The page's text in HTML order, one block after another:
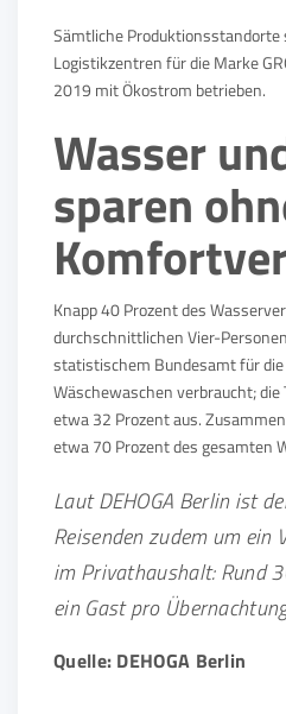
Sämtliche Produktionsstandorte
Logistikzentren für die Marke
2019 mit Ökostrom betrieben.
Wasser
sparen
Knapp 40 Prozent des
durchschnittlichen Vier-
statistischem Bundesamt für
Wäschewaschen verbraucht;
etwa 32 Prozent aus.
etwa 70 Prozent des gesamten
Laut DEHOGA Berlin ist
Reisenden zudem um ein
im Privathaushalt: Rund
ein Gast pro
Quelle: DEHOGA Berlin